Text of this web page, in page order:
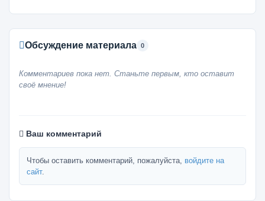
Обсуждение материала 0
Комментариев пока нет. Станьте первым, кто оставит
своё мнение!
Ваш комментарий
Чтобы оставить комментарий, пожалуйста, войдите на
сайт.